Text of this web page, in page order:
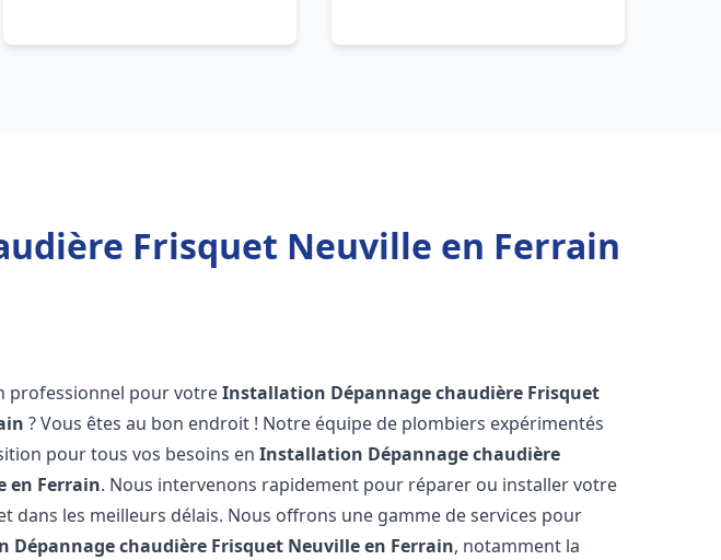
Frisquet Neuville en Ferrain
professionnel pour votreInstallation Dépannage chaudière Frisquet
? Vous êtes au bon endroit ! Notre équipe de plombiers expérimentés
pour tous vos besoins enInstallation Dépannage chaudière
en Ferrain. Nous intervenons rapidement pour réparer ou installer votre
dans les meilleurs délais. Nous offrons une gamme de services pour
Dépannage chaudière Frisquet Neuville en Ferrain, notamment la